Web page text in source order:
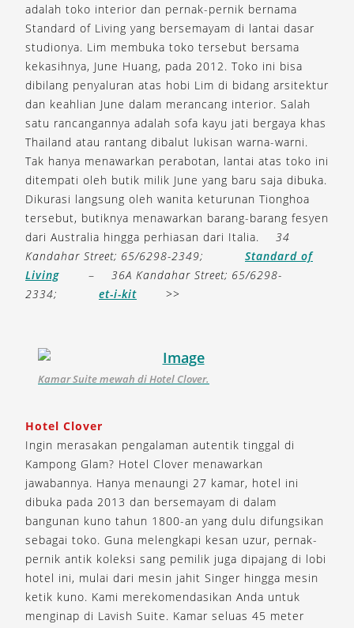
adalah toko interior dan pernak-pernik bernama
Standard of Living yang bersemayam di lantai dasar
studionya. Lim membuka toko tersebut bersama
kekasihnya, June Huang, pada 2012. Toko ini bisa
dibilang penyaluran atas hobi Lim di bidang arsitektur
dan keahlian June dalam merancang interior. Salah
satu rancangannya adalah sofa kayu jati bergaya khas
Thailand atau rantang dibalut lukisan warna-warni.
Tak hanya menawarkan perabotan, lantai atas toko ini
ditempati oleh butik milik June yang baru saja dibuka.
Dikurasi langsung oleh wanita keturunan Tionghoa
tersebut, butiknya menawarkan barang-barang fesyen
dari Australia hingga perhiasan dari Italia.
34
Kandahar Street; 65/6298-2349;
Standard of
Living
–
36A Kandahar Street; 65/6298-
2334;
et-i-kit >>
Kamar Suite mewah di Hotel Clover.
Hotel Clover
Ingin merasakan pengalaman autentik tinggal di
Kampong Glam? Hotel Clover menawarkan
jawabannya. Hanya menaungi 27 kamar, hotel ini
dibuka pada 2013 dan bersemayam di dalam
bangunan kuno tahun 1800-an yang dulu difungsikan
sebagai toko. Guna melengkapi kesan uzur, pernak-
pernik antik koleksi sang pemilik juga dipajang di lobi
hotel ini, mulai dari mesin jahit Singer hingga mesin
ketik kuno. Kami merekomendasikan Anda untuk
menginap di Lavish Suite. Kamar seluas 45 meter